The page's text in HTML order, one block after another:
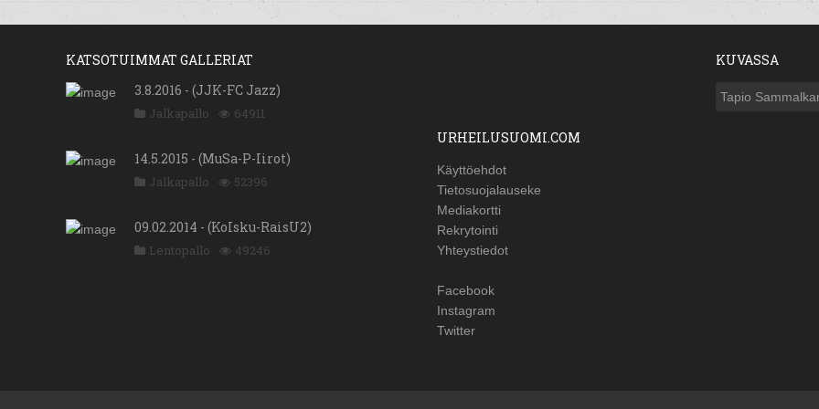
KATSOTUIMMAT GALLERIAT
3.8.2016 - (JJK-FC Jazz)
Jalkapallo 64911
14.5.2015 - (MuSa-P-Iirot)
Jalkapallo 52396
09.02.2014 - (KoIsku-RaisU2)
Lentopallo 49246
KUVASSA
Tapio
URHEILUSUOMI.COM
Käyttöehdot
Tietosuojalauseke
Mediakortti
Rekrytointi
Yhteystiedot
Facebook
Instagram
Twitter